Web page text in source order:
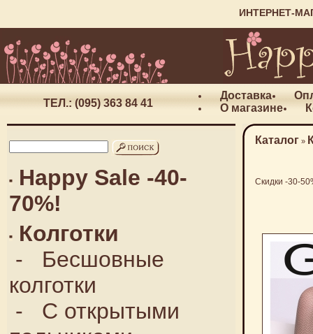
ИНТЕРНЕТ-
ТЕЛ.: (095) 363 84 41
Доставка
О магазине
Happy Sale -40-
70%!
Колготки
- Бесшовные
колготки
- С открытыми
Каталог »
Скидки -30-